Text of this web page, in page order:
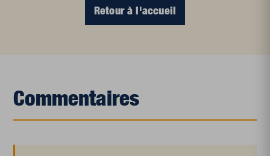
Retour à l'accueil
Commentaires